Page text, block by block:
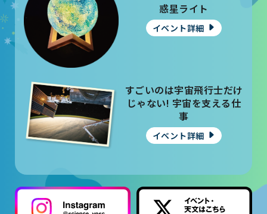
惑星ライト
イベント詳細
すごいのは宇宙飛行士だけ
じゃない! 宇宙を支える仕
事
イベント詳細